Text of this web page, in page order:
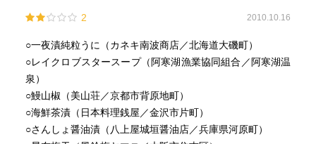
2 2010.10.16
○一夜漬純粒うに（カネキ南波商店／北海道大磯町）
○レイクロブスタースープ（阿寒湖漁業協同組合／阿寒湖温
泉）
○鰻山椒（美山荘／京都市背原地町）
○海鮮茶漬（日本料理銭屋／金沢市片町）
○さんしょ醤油漬（八上屋城垣醤油店／兵庫県河原町）